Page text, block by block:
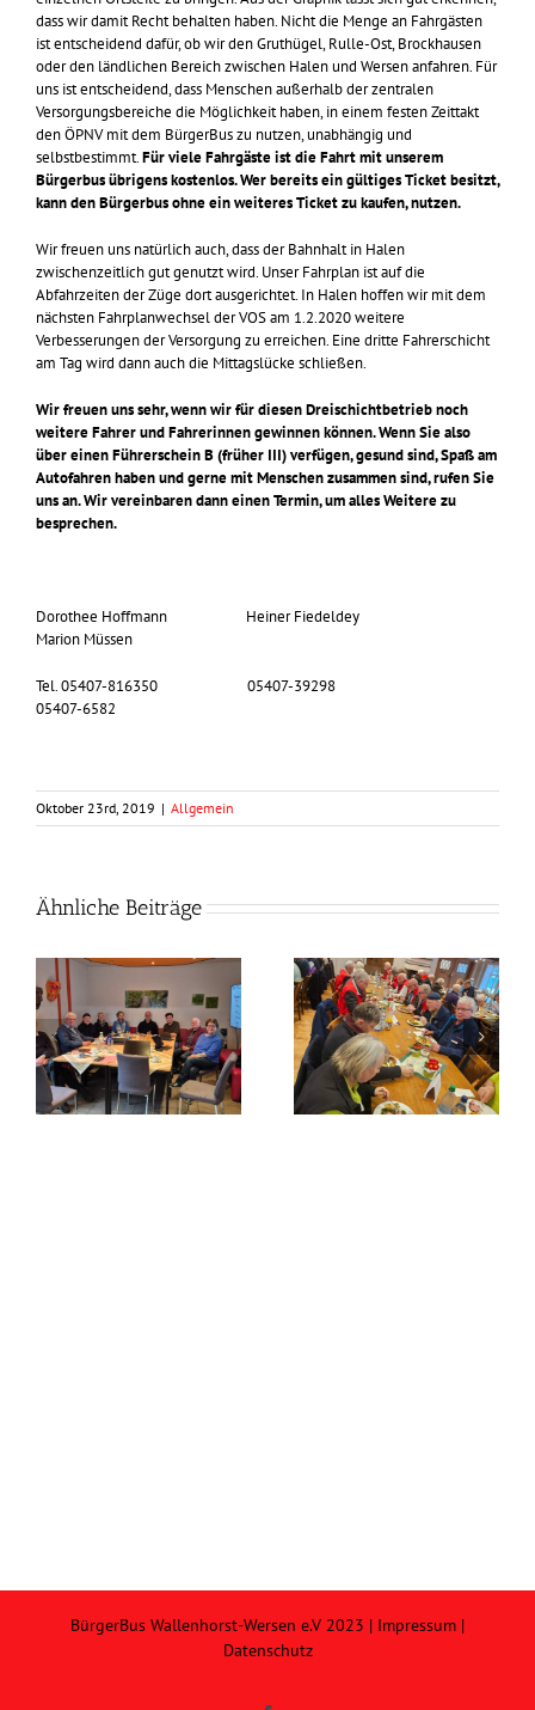
dass wir damit Recht behalten haben. Nicht die Menge an Fahrgästen
ist entscheidend dafür, ob wir den Gruthügel, Rulle-Ost, Brockhausen
oder den ländlichen Bereich zwischen Halen und Wersen anfahren. Für
uns ist entscheidend, dass Menschen außerhalb der zentralen
Versorgungsbereiche die Möglichkeit haben, in einem festen Zeittakt
den ÖPNV mit dem BürgerBus zu nutzen, unabhängig und
selbstbestimmt.Für viele Fahrgäste ist die Fahrt mit unserem
Bürgerbus übrigens kostenlos. Wer bereits ein gültiges Ticket besitzt,
kann den Bürgerbus ohne ein weiteres Ticket zu kaufen, nutzen.
Wir freuen uns natürlich auch, dass der Bahnhalt in Halen
zwischenzeitlich gut genutzt wird. Unser Fahrplan ist auf die
Abfahrzeiten der Züge dort ausgerichtet. In Halen hoffen wir mit dem
nächsten Fahrplanwechsel der VOS am 1.2.2020 weitere
Verbesserungen der Versorgung zu erreichen. Eine dritte Fahrerschicht
am Tag wird dann auch die Mittagslücke schließen.
Wir freuen uns sehr, wenn wir für diesen Dreischichtbetrieb noch
weitere Fahrer und Fahrerinnen gewinnen können. Wenn Sie also
über einen Führerschein B (früher III) verfügen, gesund sind, Spaß am
Autofahren haben und gerne mit Menschen zusammen sind, rufen Sie
uns an. Wir vereinbaren dann einen Termin, um alles Weitere zu
besprechen.
Dorothee Hoffmann Heiner Fiedeldey
Marion Müssen
Tel. 05407-816350 05407-39298
05407-6582
Oktober 23rd, 2019 | Allgemein
Ähnliche Beiträge
Frühlingszeit –
Grünkohlzeit?
BürgerBus Wallenhorst-Wersen e.V 2023 | Impressum |
Datenschutz